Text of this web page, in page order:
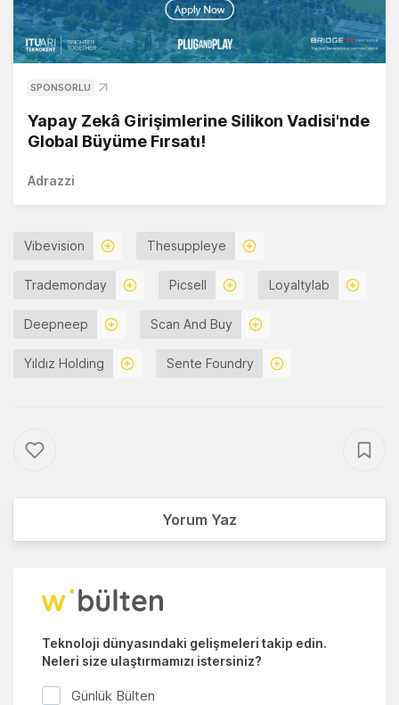
SPONSORLU
Yapay Zekâ Girişimlerine Silikon Vadisi'nde
Global Büyüme Fırsatı!
Adrazzi
Vibevision Thesuppleye
Trademonday Picsell Loyaltylab
Deepneep Scan And Buy
Yıldız Holding Sente Foundry
Yorum Yaz
Teknoloji dünyasındaki gelişmeleri takip edin.
Neleri size ulaştırmamızı istersiniz?
Günlük Bülten